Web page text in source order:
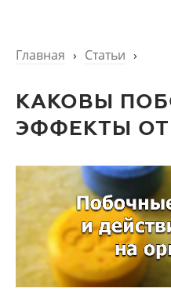
Главная › Статьи ›
КАКОВЫ
ЭФФЕКТЫ ОТ